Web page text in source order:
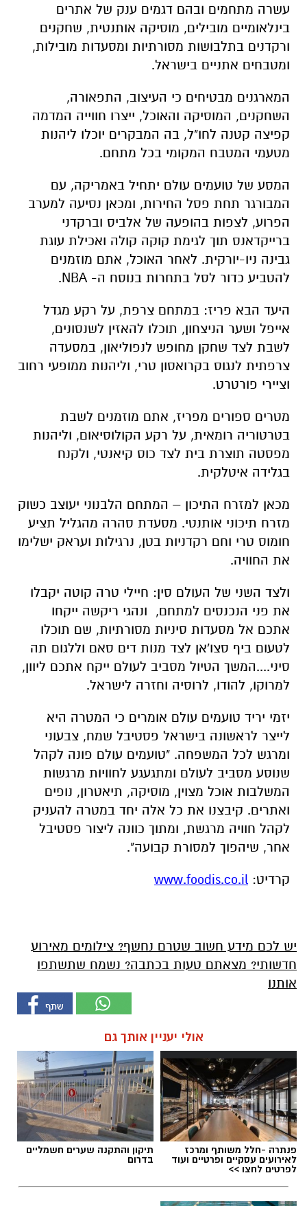
עשרה מתחמים ובהם דגמים ענק של אתרים
בינלאומיים מובילים, מוסיקה אותנטית, שחקנים
ורקדנים בתלבושות מסורתיות ומסעדות מובילות,
ומטבחים אתניים בישראל.
המארגנים מבטיחים כי העיצוב, התפאורה,
השחקנים, המוסיקה והאוכל, ייצרו חווייה המדמה
קפיצה קטנה לחו"ל, בה המבקרים יוכלו ליהנות
מטעמי המטבח המקומי בכל מתחם.
המסע של טועמים עולם יתחיל באמריקה, עם
המבורגר תחת פסל החירות, ומכאן נסיעה למערב
הפרוע, לצפות בהופעה של אלביס וברקדני
ברייקדאנס תוך לגימת קוקה קולה ואכילת עוגת
גבינה ניו-יורקית. לאחר האוכל, אתם מוזמנים
להטביע כדור לסל בתחרות בנוסח ה- NBA.
היעד הבא פריז: במתחם צרפת, על רקע מגדל
אייפל ושער הניצחון, תוכלו להאזין לשנסונים,
לשבת לצד שחקן מחופש לנפוליאון, במסעדה
צרפתית לנגוס בקרואסון טרי, וליהנות ממופעי רחוב
וציירי פורטרט.
מטרים ספורים מפריז, אתם מוזמנים לשבת
בטרטוריה רומאית, על רקע הקולוסיאום, וליהנות
מפסטה תוצרת בית לצד כוס קיאנטי, ולקנח
בגלידה איטלקית.
מכאן למזרח התיכון – המתחם הלבנוני יעוצב כשוק
מזרח תיכוני אותנטי. מסעדת סהרה מהגליל תציע
חומוס טרי וחם רקדניות בטן, נרגילות ועראק ישלימו
את החוויה.
ולצד השני של העולם סין: חיילי טרה קוטה יקבלו
את פני הנכנסים למתחם, ונהגי ריקשה ייקחו
אתכם אל מסעדות סיניות מסורתיות, שם תוכלו
לטעום ביף סצו'אן לצד מנות דים סאם וללגום תה
סיני....המשך הטיול מסביב לעולם ייקח אתכם ליוון,
למרוקו, להודו, לרוסיה וחזרה לישראל.
יזמי יריד טועמים עולם אומרים כי המטרה היא
לייצר לראשונה בישראל פסטיבל שמח, צבעוני
ומרגש לכל המשפחה. "טועמים עולם פונה לקהל
שנוסע מסביב לעולם ומתגעגע לחוויות מרגשות
המשלבות אוכל מצוין, מוסיקה, תיאטרון, נופים
ואתרים. קיבצנו את כל אלה יחד במטרה להעניק
לקהל חוויה מרגשת, ומתוך כוונה ליצור פסטיבל
אחר, שיהפוך למסורת קבועה".
קרדיט: www.foodis.co.il
יש לכם מידע חשוב שטרם נחשף? צילומים מאירוע
חדשותי? מצאתם טעות בכתבה? נשמח שתשתפו
אותנו
אולי יעניין אותך גם
פנתרה -חלל משותף ומרכז
לאירועים עסקיים ופרטיים ועוד
לפרטים לחצו >>
תיקון והתקנה שערים חשמליים
בדרום